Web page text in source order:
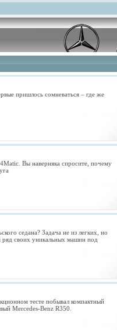
пришлось сомневаться – где же
Вы наверняка спросите, почему
седана? Задача не из легких, но
ряд своих уникальных машин под
тесте побывал компактный
Mercedes-Benz R350.